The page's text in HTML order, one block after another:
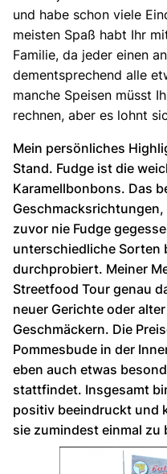
und habe schon viele
meisten Spaß habt Ihr
Familie, da jeder einen
dementsprechend alle
manche Speisen müsst
rechnen, aber es lohnt
Mein persönliches
Stand. Fudge ist die
Karamellbonbons. Das
zuvor nie Fudge
unterschiedliche Sorten
durchprobiert. Meiner
Streetfood Tour genau
neuer Gerichte oder
Geschmäckern. Die
Pommesbude in der
eben auch etwas
stattfindet. Insgesamt
positiv beeindruckt und
sie zumindest einmal zu